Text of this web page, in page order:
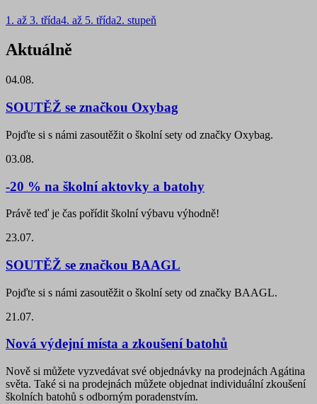
1. až 3. třída4. až 5. třída2. stupeň
Aktuálně
04.08.
SOUTĚŽ se značkou Oxybag
Pojďte si s námi zasoutěžit o školní sety od značky Oxybag.
03.08.
-20 % na školní aktovky a batohy
Právě teď je čas pořídit školní výbavu výhodně!
23.07.
SOUTĚŽ se značkou BAAGL
Pojďte si s námi zasoutěžit o školní sety od značky BAAGL.
21.07.
Nová výdejní místa a zkoušení batohů
Nově si můžete vyzvedávat své objednávky na prodejnách Agátina
světa. Také si na prodejnách můžete objednat individuální zkoušení
školních batohů s odborným poradenstvím.